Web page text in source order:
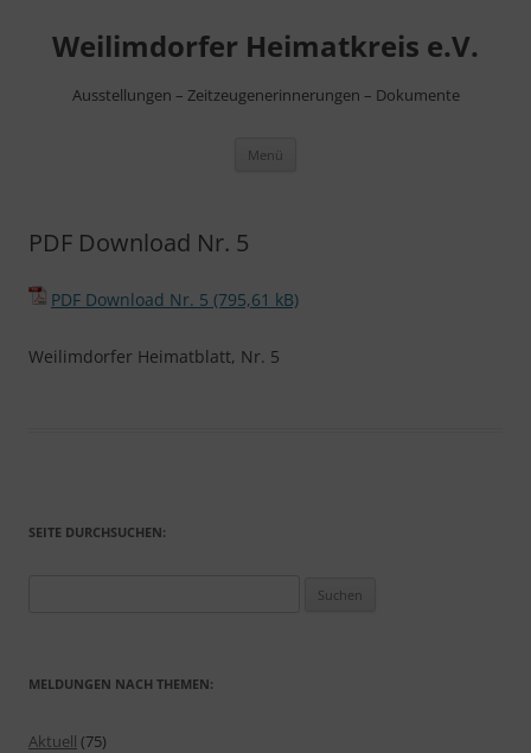
springen
Weilimdorfer Heimatkreis e.V.
Ausstellungen – Zeitzeugenerinnerungen – Dokumente
Menü
PDF Download Nr. 5
PDF Download Nr. 5
Weilimdorfer Heimatblatt, Nr. 5
SEITE DURCHSUCHEN:
MELDUNGEN NACH THEMEN:
Aktuell (75)